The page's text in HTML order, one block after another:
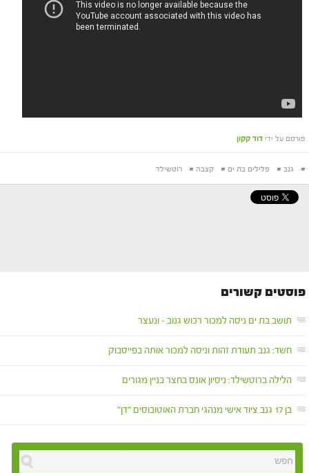
פורסם על ידי דוד קקון
# גנב # פלילים בת ים # קצבה # רוטשילד
פוסטים קשורים
תושב בת ים ניסה למכור רכוש גנוב – ונעצר
חשד: גנב תעודת זהות וניסה למכור אותה בפייסבוק
הלילה ברוטשילד: ניסיון אונס בחצר בניין מגורים
בן 17 גנב ציוד אישי מנהגי חברת האוטובוסים "דן"